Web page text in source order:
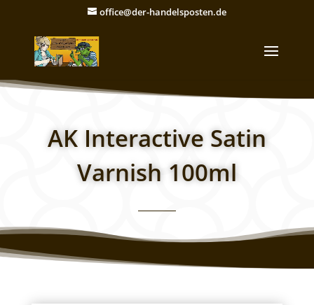
office@der-handelsposten.de
AK Interactive Satin
Varnish 100ml